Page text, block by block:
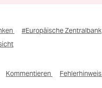
#Europäische Zentralbank
Kommentieren Fehlerhinweis